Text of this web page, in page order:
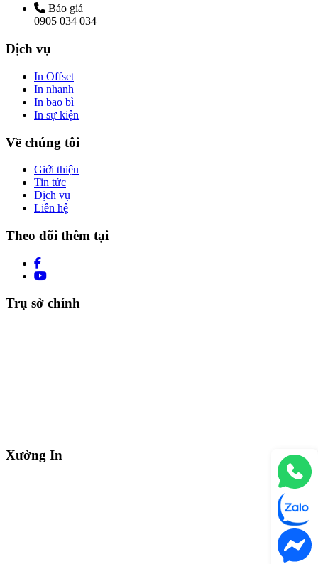
Báo giá
0905 034 034
Dịch vụ
In Offset
In nhanh
In bao bì
In sự kiện
Về chúng tôi
Giới thiệu
Tin tức
Dịch vụ
Liên hệ
Theo dõi thêm tại
Trụ sở chính
Xưởng In